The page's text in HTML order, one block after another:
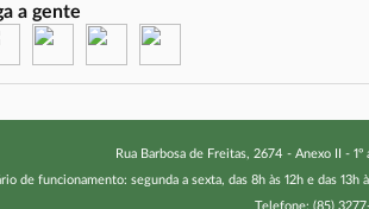
a gente
(abre em nova janela)
(abre em nova janela)
(abre em nova janela)
Rua Barbosa de Freitas, 2674 - Anexo II - 1º
de funcionamento: segunda a sexta, das 8h às 12h e das 13h
Telefone: (85)